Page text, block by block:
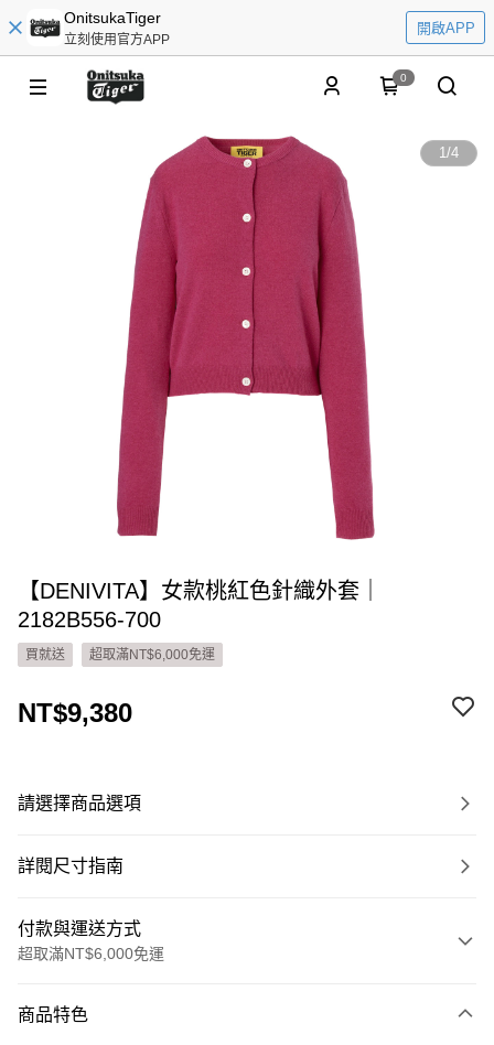
OnitsukaTiger
立刻使用官方APP
開啟APP
0
1/4
【DENIVITA】女款桃紅色針織外套｜
2182B556-700
買就送 超取滿NT$6,000免運
NT$9,380
請選擇商品選項
詳閱尺寸指南
付款與運送方式
超取滿NT$6,000免運
信用卡一次付款
商品特色